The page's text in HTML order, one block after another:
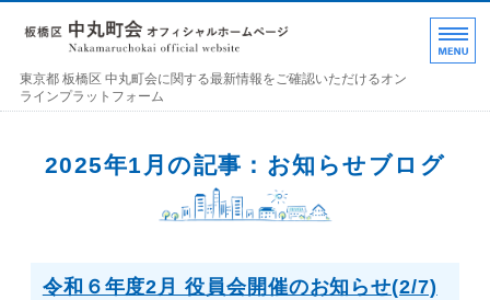
東京都 板橋区 中丸町
東京都 板橋区 中丸町会に関する最新情報をご確認いただけるオン
ラインプラットフォーム
町会加入のお誘い
2025年1月の記事：お知らせブログ
令和６年度2月 役員会開催のお知らせ(2/7)